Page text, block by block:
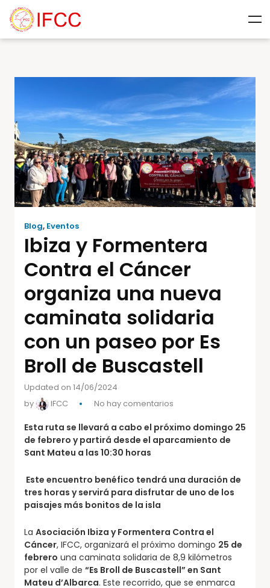
Blog, Eventos
Ibiza y Formentera
Contra el Cáncer
organiza una nueva
caminata solidaria
con un paseo por Es
Broll de Buscastell
Updated on 14/06/2024
by
IFCC No hay comentarios
Esta ruta se llevará a cabo el próximo domingo 25
de febrero y partirá desde el aparcamiento de
Sant Mateu a las 10:30 horas
Este encuentro benéfico tendrá una duración de
tres horas y servirá para disfrutar de uno de los
paisajes más bonitos de la isla
La Asociación Ibiza y Formentera Contra el
Cáncer, IFCC, organizará el próximo domingo 25 de
febrero una caminata solidaria de 8,9 kilómetros
por el valle de “Es Broll de Buscastell” en Sant
Mateu d’Albarca. Este recorrido, que se enmarca